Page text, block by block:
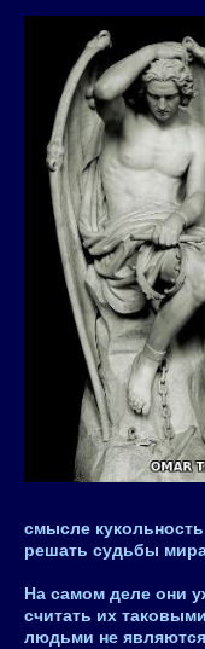
смысле
решать судьбы
На самом деле они
считать их
людьми не